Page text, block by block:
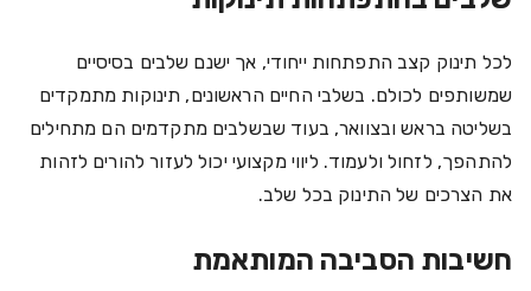
לכל תינוק קצב התפתחות ייחודי, אך ישנם שלבים בסיסיים
שמשותפים לכולם. בשלבי החיים הראשונים, תינוקות מתמקדים
בשליטה בראש ובצוואר, בעוד שבשלבים מתקדמים הם מתחילים
להתהפך, לזחול ולעמוד. ליווי מקצועי יכול לעזור להורים לזהות
את הצרכים של התינוק בכל שלב.
חשיבות הסביבה המותאמת